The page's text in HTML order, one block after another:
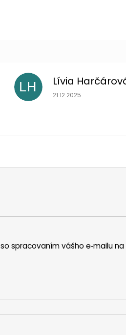
LH Lívia
Hodnotenie obchodu
21.12.2025
spracovaním vášho e‑mailu